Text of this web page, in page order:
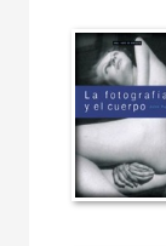
Escultura
Prehistoria
Estética y teoría
Museología